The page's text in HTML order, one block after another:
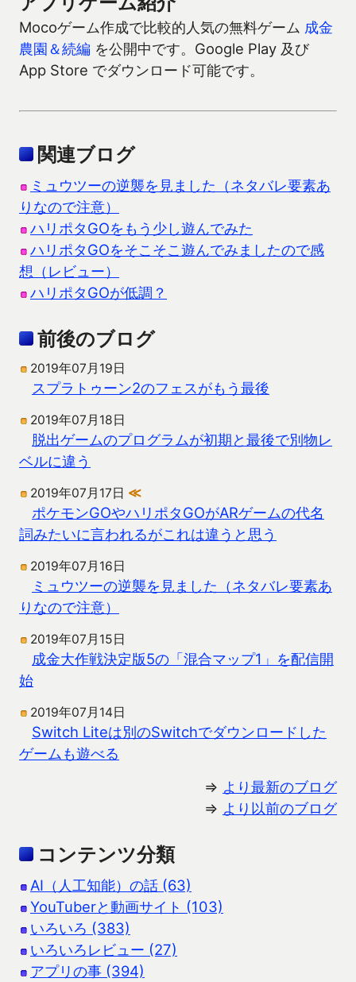
Mocoゲーム作成で比較的人気の無料ゲーム 成金
農園＆続編 を公開中です。Google Play 及び
App Store でダウンロード可能です。
関連ブログ
ミュウツーの逆襲を見ました（ネタバレ要素あ
りなので注意）
ハリポタGOをもう少し遊んでみた
ハリポタGOをそこそこ遊んでみましたので感
想（レビュー）
ハリポタGOが低調？
前後のブログ
2019年07月19日
スプラトゥーン2のフェスがもう最後
2019年07月18日
脱出ゲームのプログラムが初期と最後で別物レ
ベルに違う
2019年07月17日 ≪
ポケモンGOやハリポタGOがARゲームの代名
詞みたいに言われるがこれは違うと思う
2019年07月16日
ミュウツーの逆襲を見ました（ネタバレ要素あ
りなので注意）
2019年07月15日
成金大作戦決定版5の「混合マップ1」を配信開
始
2019年07月14日
Switch Liteは別のSwitchでダウンロードした
ゲームも遊べる
⇒ より最新のブログ
⇒ より以前のブログ
コンテンツ分類
AI（人工知能）の話 (63)
YouTuberと動画サイト (103)
いろいろ (383)
いろいろレビュー (27)
アプリの事 (394)